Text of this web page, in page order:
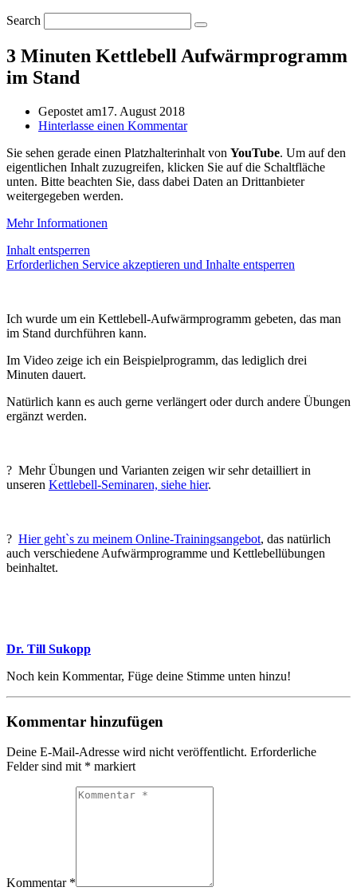
Search
3 Minuten Kettlebell Aufwärmprogramm
im Stand
Gepostet am17. August 2018
Hinterlasse einen Kommentar
Sie sehen gerade einen Platzhalterinhalt von YouTube. Um auf den
eigentlichen Inhalt zuzugreifen, klicken Sie auf die Schaltfläche
unten. Bitte beachten Sie, dass dabei Daten an Drittanbieter
weitergegeben werden.
Mehr Informationen
Inhalt entsperren
Erforderlichen Service akzeptieren und Inhalte entsperren
Ich wurde um ein Kettlebell-Aufwärmprogramm gebeten, das man
im Stand durchführen kann.
Im Video zeige ich ein Beispielprogramm, das lediglich drei
Minuten dauert.
Natürlich kann es auch gerne verlängert oder durch andere Übungen
ergänzt werden.
? Mehr Übungen und Varianten zeigen wir sehr detailliert in
unseren Kettlebell-Seminaren, siehe hier.
? Hier geht`s zu meinem Online-Trainingsangebot, das natürlich
auch verschiedene Aufwärmprogramme und Kettlebellübungen
beinhaltet.
Dr. Till Sukopp
Noch kein Kommentar, Füge deine Stimme unten hinzu!
Kommentar hinzufügen
Deine E-Mail-Adresse wird nicht veröffentlicht. Erforderliche
Felder sind mit * markiert
Kommentar *